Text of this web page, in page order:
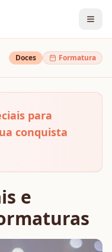
Doces Formatura
para
conquista
e